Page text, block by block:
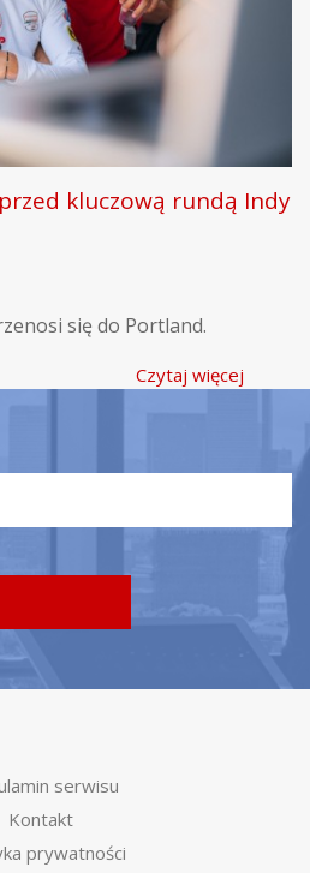
kluczową rundą Indy
się do Portland.
Czytaj więcej
serwisu
Kontakt
prywatności